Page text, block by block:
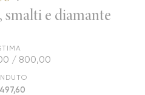
e diamante
/ 800,00